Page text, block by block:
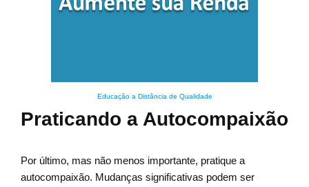
Educação a Distância de Qualidade
Praticando a Autocompaixão
Por último, mas não menos importante, pratique a
autocompaixão. Mudanças significativas podem ser